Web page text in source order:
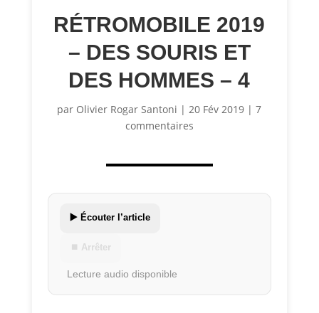
RÉTROMOBILE 2019
– DES SOURIS ET
DES HOMMES – 4
par Olivier Rogar Santoni |20 Fév 2019 |7
commentaires
▶️ Écouter l’article
⏹ Arrêter
Lecture audio disponible